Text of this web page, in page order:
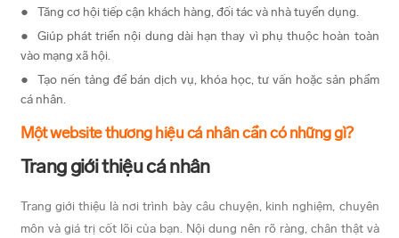
Tăng cơ hội tiếp cận khách hàng, đối tác và nhà tuyển dụng.
Giúp phát triển nội dung dài hạn thay vì phụ thuộc hoàn toàn
vào mạng xã hội.
Tạo nền tảng để bán dịch vụ, khóa học, tư vấn hoặc sản phẩm
cá nhân.
Một website thương hiệu cá nhân cần có những gì?
Trang giới thiệu cá nhân
Trang giới thiệu là nơi trình bày câu chuyện, kinh nghiệm, chuyên
môn và giá trị cốt lõi của bạn. Nội dung nên rõ ràng, chân thật và